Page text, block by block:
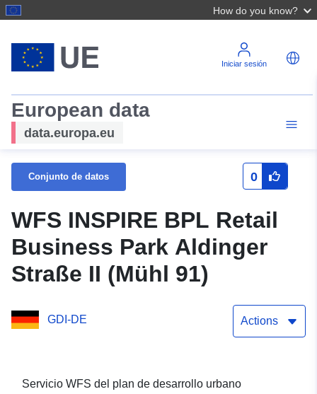
How do you know?
Iniciar sesión
European data
data.europa.eu
Conjunto de datos 0
WFS INSPIRE BPL Retail
Business Park Aldinger
Straße II (Mühl 91)
GDI-DE Actions
Servicio WFS del plan de desarrollo urbano